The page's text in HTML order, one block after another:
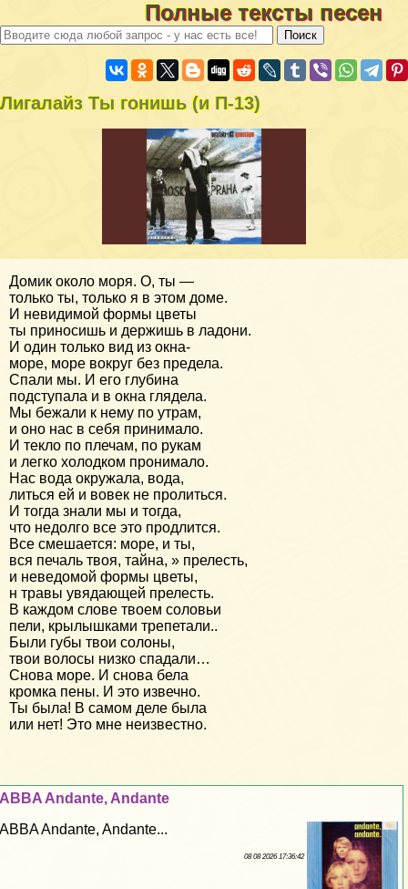
Полные тексты песен
Лигалайз Ты гонишь (и П-13)
Домик около моря. О, ты —
только ты, только я в этом доме.
И невидимой формы цветы
ты приносишь и держишь в ладони.
И один только вид из окна-
море, море вокруг без предела.
Спали мы. И его глубина
подступала и в окна глядела.
Мы бежали к нему по утрам,
и оно нас в себя принимало.
И текло по плечам, по рукам
и легко холодком пронимало.
Нас вода окружала, вода,
литься ей и вовек не пролиться.
И тогда знали мы и тогда,
что недолго все это продлится.
Все смешается: море, и ты,
вся печаль твоя, тайна, » прелесть,
и неведомой формы цветы,
н травы увядающей прелесть.
В каждом слове твоем соловьи
пели, крылышками трепетали..
Были губы твои солоны,
твои волосы низко спадали…
Снова море. И снова бела
кромка пены. И это извечно.
Ты была! В самом деле была
или нет! Это мне неизвестно.
ABBA Andante, Andante
ABBA Andante, Andante...
08 08 2026 17:36:42